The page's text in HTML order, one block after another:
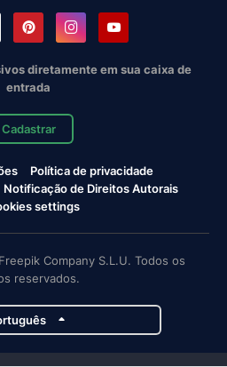
diretamente em sua caixa de
entrada
Cadastrar
Política de privacidade
Notificação de Direitos Autorais
settings
Company S.L.U. Todos os
reservados.